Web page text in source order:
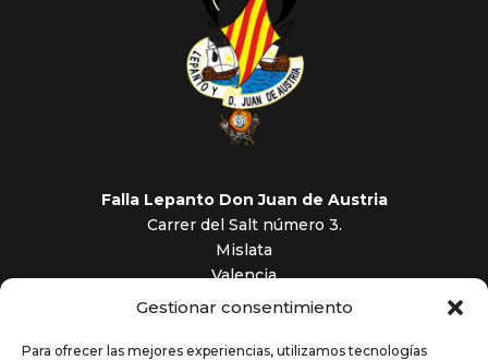
Gestionar consentimiento
Para ofrecer las mejores experiencias, utilizamos tecnologías
Falla Lepanto Don Juan de Austria
Carrer del Salt número 3.
Mislata
Valencia